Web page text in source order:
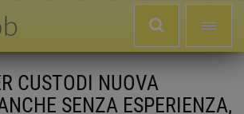
CUSTODI NUOVA
SENZA ESPERIENZA,